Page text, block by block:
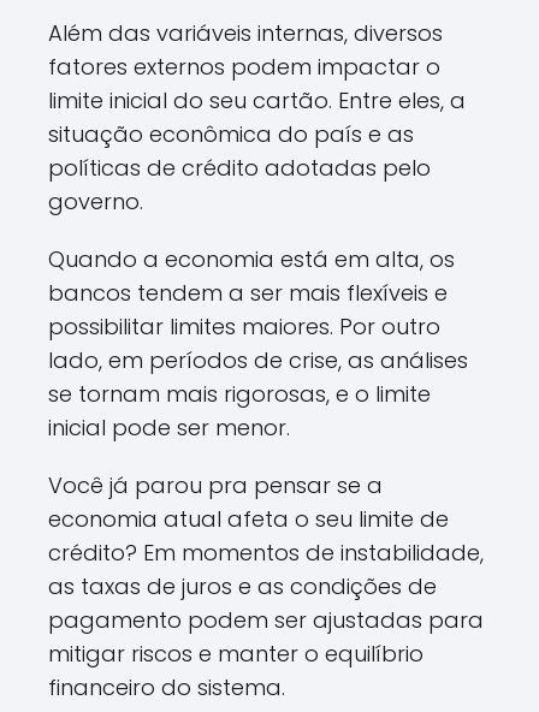
Além das variáveis internas, diversos
fatores externos podem impactar o
limite inicial do seu cartão. Entre eles, a
situação econômica do país e as
políticas de crédito adotadas pelo
governo.
Quando a economia está em alta, os
bancos tendem a ser mais flexíveis e
possibilitar limites maiores. Por outro
lado, em períodos de crise, as análises
se tornam mais rigorosas, e o limite
inicial pode ser menor.
Você já parou pra pensar se a
economia atual afeta o seu limite de
crédito? Em momentos de instabilidade,
as taxas de juros e as condições de
pagamento podem ser ajustadas para
mitigar riscos e manter o equilíbrio
financeiro do sistema.